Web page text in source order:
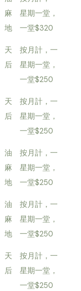
麻
地
星期一堂，
一堂$320
天
后
按月計，一
星期一堂，
一堂$250
天
后
按月計，一
星期一堂，
一堂$250
油
麻
地
按月計，一
星期一堂，
一堂$250
油
麻
地
按月計，一
星期一堂，
一堂$250
天
后
按月計，一
星期一堂，
一堂$250